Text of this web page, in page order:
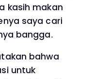
kasih makan
saya cari
bangga.
bahwa
untuk